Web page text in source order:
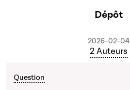
Dépôt
2026-02-04
2 Auteurs
Question